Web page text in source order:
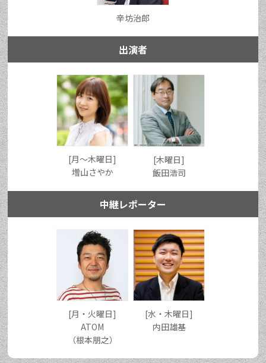
辛坊治郎
出演者
[月〜木曜日]
増山さやか
[木曜日]
飯田浩司
中継レポーター
[月・火曜日]
ATOM
（根本朋之）
[水・木曜日]
内田雄基